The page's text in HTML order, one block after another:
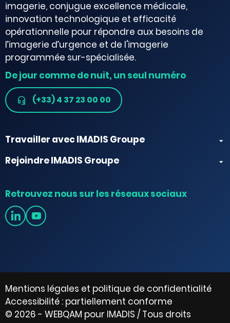
imagerie, conjugue excellence médicale,
innovation technologique et efficacité
opérationnelle pour répondre aux besoins de
l’imagerie d’urgence et de l'imagerie
programmée sur-spécialisée.
De jour comme de nuit, un seul numéro
(+33) 4 37 23 00 00
Travailler avec IMADIS Groupe
Rejoindre IMADIS Groupe
Retrouvez nous sur les réseaux sociaux
Mentions légales et politique de confidentialité
Accessibilité : partiellement conforme
© 2026 - WEBQAM pour IMADIS / Tous droits